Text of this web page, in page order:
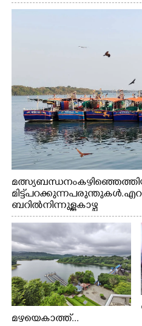
മത്സ്യബന്ധനം
മിട്ട് പറക്കുന്ന പരുന്തുകൾ.
ബറിൽ നിന്നുള്ള കാഴ്ച
മഴയെകാത്ത്...